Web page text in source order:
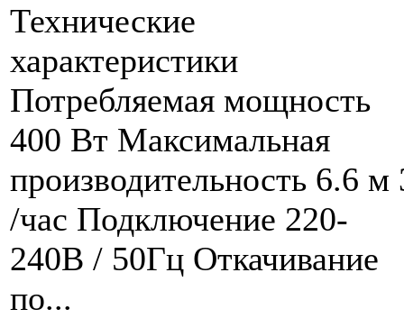
Технические
характеристики
Потребляемая мощность
400 Вт Максимальная
производительность 6.6 м
/час Подключение 220-
240В / 50Гц Откачивание
по...